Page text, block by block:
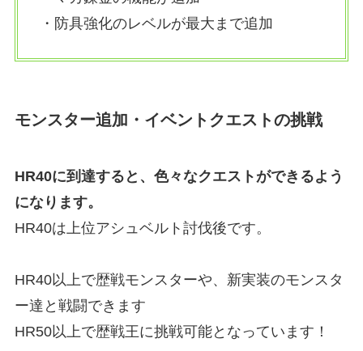
・防具強化のレベルが最大まで追加
モンスター追加・イベントクエストの挑戦
HR40に到達すると、色々なクエストができるよう
になります。
HR40は上位アシュベルト討伐後です。
HR40以上で歴戦モンスターや、新実装のモンスタ
ー達と戦闘できます
HR50以上で歴戦王に挑戦可能となっています！